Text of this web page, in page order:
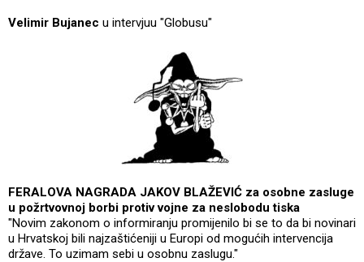
Velimir Bujanec u intervjuu "Globusu"
FERALOVA NAGRADA JAKOV BLAŽEVIĆ za osobne zasluge
u požrtvovnoj borbi protiv vojne za neslobodu tiska
"Novim zakonom o informiranju promijenilo bi se to da bi novinari
u Hrvatskoj bili najzaštićeniji u Europi od mogućih intervencija
države. To uzimam sebi u osobnu zaslugu."